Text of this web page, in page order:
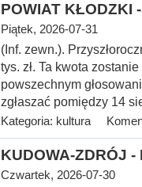
POWIAT KŁODZKI
Piątek, 2026-07-31
(Inf. zewn.).
tys. zł. Ta kwota
powszechnym
zgłaszać pomiędzy 14
Kategoria: kultura
KUDOWA-ZDRÓJ
Czwartek, 2026-07-30